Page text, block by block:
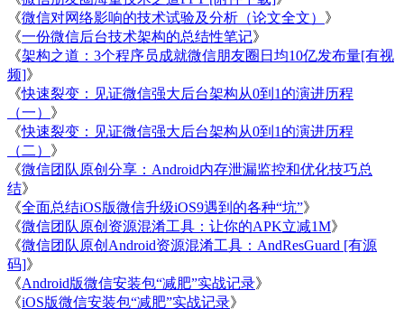
《微信对网络影响的技术试验及分析（论文全文） 》
《一份微信后台技术架构的总结性笔记》
《架构之道：3个程序员成就微信朋友圈日均10亿发布量[有视
频]》
《快速裂变：见证微信强大后台架构从0到1的演进历程
（一） 》
《快速裂变：见证微信强大后台架构从0到1的演进历程
（二） 》
《微信团队原创分享：Android内存泄漏监控和优化技巧总
结》
《全面总结iOS版微信升级iOS9遇到的各种“坑”》
《微信团队原创资源混淆工具：让你的APK立减1M》
《微信团队原创Android资源混淆工具：AndResGuard [有源
码]》
《Android版微信安装包“减肥”实战记录》
《iOS版微信安装包“减肥”实战记录》